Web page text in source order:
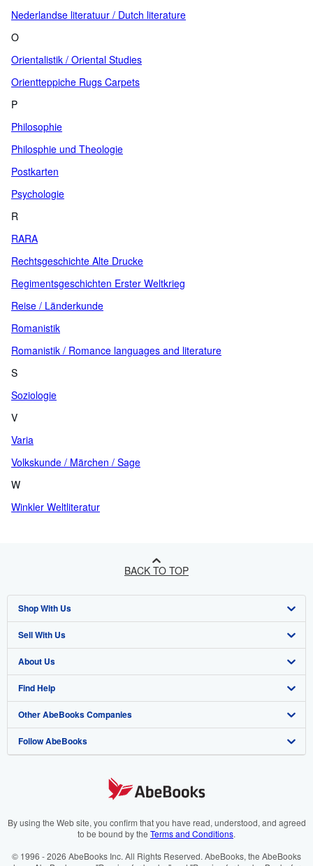
Nederlandse literatuur / Dutch literature
O
Orientalistik / Oriental Studies
Orientteppiche Rugs Carpets
P
Philosophie
Philosphie und Theologie
Postkarten
Psychologie
R
RARA
Rechtsgeschichte Alte Drucke
Regimentsgeschichten Erster Weltkrieg
Reise / Länderkunde
Romanistik
Romanistik / Romance languages and literature
S
Soziologie
V
Varia
Volkskunde / Märchen / Sage
W
Winkler Weltliteratur
BACK TO TOP
Shop With Us
Advanced Search
Browse Collections
My Account
My Orders
View Basket
Sell With Us
Start Selling
Join Our Affiliate Programme
Book Buyback
Refer a seller
About Us
About AbeBooks
Media
Careers
Cookies Notice
Find Help
Help
Customer Service
Other AbeBooks Companies
AbeBooks.com
AbeBooks.it
Follow AbeBooks
By using the Web site, you confirm that you have read, understood, and agreed
to be bound by the Terms and Conditions.
© 1996 - 2026 AbeBooks Inc. All Rights Reserved. AbeBooks, the AbeBooks